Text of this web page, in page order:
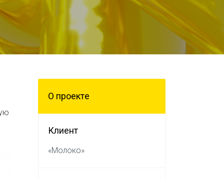
О проектe
Клиент
«Молоко»